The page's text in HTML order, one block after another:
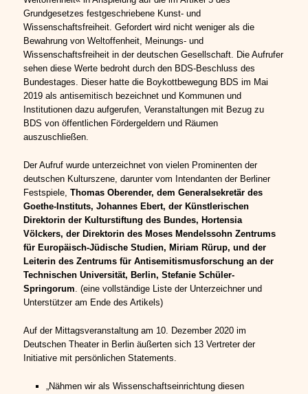
Grundgesetzes festgeschriebene Kunst- und
Wissenschaftsfreiheit. Gefordert wird nicht weniger als die
Bewahrung von Weltoffenheit, Meinungs- und
Wissenschaftsfreiheit in der deutschen Gesellschaft. Die Aufrufer
sehen diese Werte bedroht durch den BDS-Beschluss des
Bundestages. Dieser hatte die Boykottbewegung BDS im Mai
2019 als antisemitisch bezeichnet und Kommunen und
Institutionen dazu aufgerufen, Veranstaltungen mit Bezug zu
BDS von öffentlichen Fördergeldern und Räumen
auszuschließen.
Der Aufruf wurde unterzeichnet von vielen Prominenten der
deutschen Kulturszene, darunter vom Intendanten der Berliner
Festspiele,Thomas Oberender, dem Generalsekretär des
Goethe-Instituts, Johannes Ebert, der Künstlerischen
Direktorin der Kulturstiftung des Bundes, Hortensia
Völckers, der Direktorin des Moses Mendelssohn Zentrums
für Europäisch-Jüdische Studien, Miriam Rürup, und der
Leiterin des Zentrums für Antisemitismusforschung an der
Technischen Universität, Berlin, Stefanie Schüler-
Springorum. (eine vollständige Liste der Unterzeichner und
Unterstützer am Ende des Artikels)
Auf der Mittagsveranstaltung am 10. Dezember 2020 im
Deutschen Theater in Berlin äußerten sich 13 Vertreter der
Initiative mit persönlichen Statements.
„Nähmen wir als Wissenschaftseinrichtung diesen